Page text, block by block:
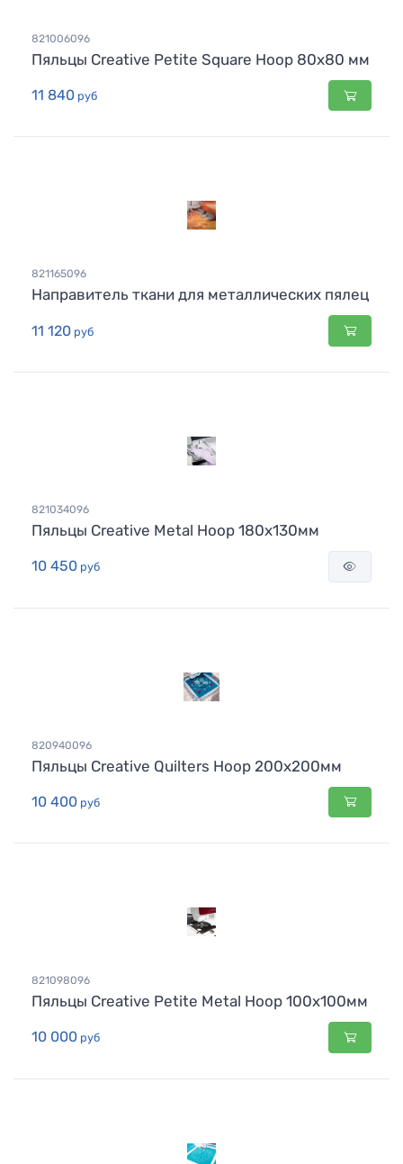
821006096
Пяльцы Creative Petite Square Hoop 80x80 мм
11 840 руб
821165096
Направитель ткани для металлических пялец
11 120 руб
821034096
Пяльцы Creative Metal Hoop 180x130мм
10 450 руб
820940096
Пяльцы Creative Quilters Hoop 200x200мм
10 400 руб
821098096
Пяльцы Creative Petite Metal Hoop 100x100мм
10 000 руб